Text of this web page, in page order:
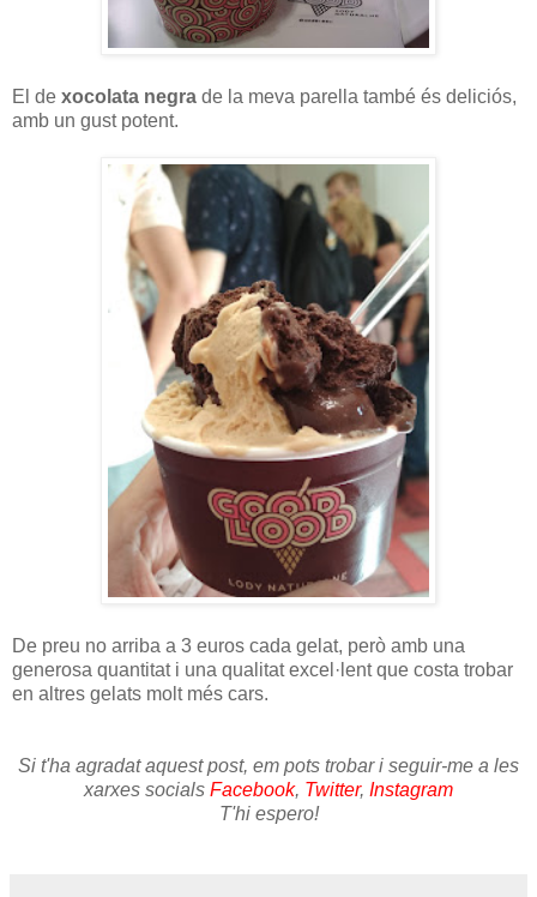
El de xocolata negra de la meva parella també és deliciós,
amb un gust potent.
De preu no arriba a 3 euros cada gelat, però amb una
generosa quantitat i una qualitat excel·lent que costa trobar
en altres gelats molt més cars.
Si t'ha agradat aquest post, em pots trobar i seguir-me a les
xarxes socials Facebook, Twitter, Instagram
T'hi espero!